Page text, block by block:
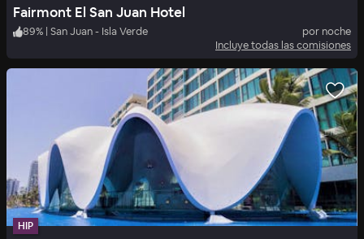
Fairmont El San Juan Hotel
89% | San Juan - Isla Verde
por noche
Incluye todas las comisiones
HIP